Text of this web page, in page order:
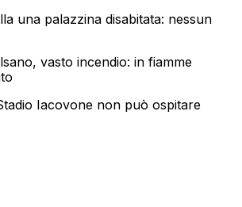
una palazzina disabitata: nessun
vasto incendio: in fiamme
Iacovone non può ospitare